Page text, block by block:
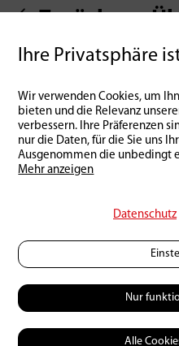
Zurück zur
Ihre Privatsphäre
Wir verwenden Cookies, um
bieten und die Relevanz
verbessern. Ihre Präferenzen
nur die Daten, für die Sie uns
Ausgenommen die unbedingt
Mehr anzeigen
Datenschutz
Nur
Alle